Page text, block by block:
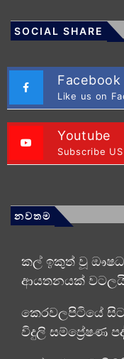
SOCIAL SHARE
Facebook
Like us on
Youtube
Subscribe US
නවතම
කල් ඉකුත් වූ
ආයතනයක්
කෙරවලපිටියේ
විදුලි සම්ප්‍රේෂණ